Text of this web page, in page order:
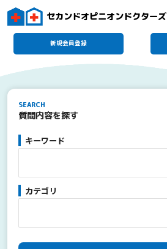
セカンドオピニオンドクターズ
新規会員登録
SEARCH
質問内容を探す
キーワード
カテゴリ